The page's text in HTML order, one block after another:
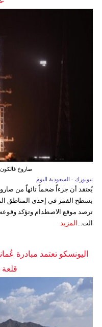
صاروخ فالكون 9 تابع لشركة سبيس إكس
نيويورك - السعودية اليوم
بسطح القمر في إحدى المناطق
ترصد موقع الاصطدام وتؤكد
الت... المزيد
اليونسكو تعتمد مبادرة
قلعة